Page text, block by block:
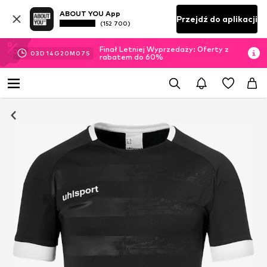
ABOUT YOU App
(152 700) Przejdź do aplikacji
03D 14 G 20M 06 S
Finał Letniej Wyprzedaży: Oferty z
rabatem do 60%